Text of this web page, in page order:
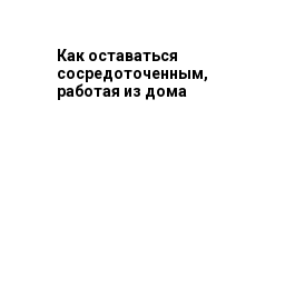
Как оставаться
сосредоточенным,
работая из дома